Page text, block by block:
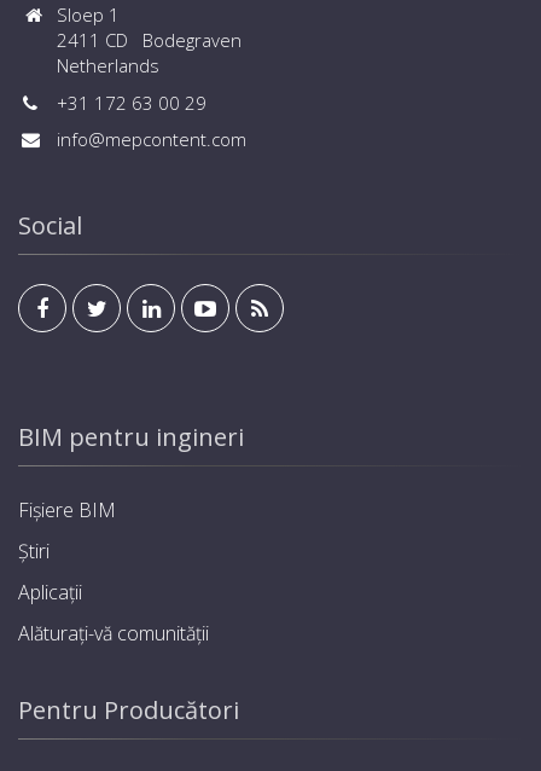
Sloep 1
2411 CD Bodegraven
Netherlands
+31 172 63 00 29
info@mepcontent.com
Social
BIM pentru ingineri
Fișiere BIM
Știri
Aplicații
Alăturați-vă comunității
Pentru Producători